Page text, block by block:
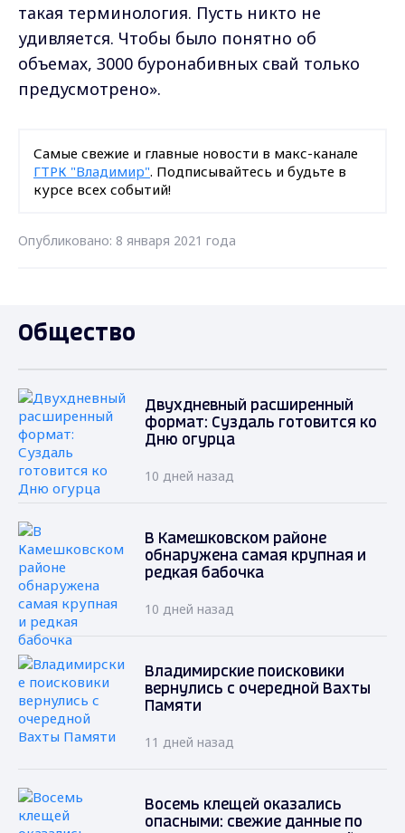
такая терминология. Пусть никто не
удивляется. Чтобы было понятно об
объемах, 3000 буронабивных свай только
предусмотрено».
Самые свежие и главные новости в макс-канале
ГТРК "Владимир". Подписывайтесь и будьте в
курсе всех событий!
Опубликовано: 8 января 2021 года
Общество
Двухдневный расширенный
формат: Суздаль готовится ко
Дню огурца
10 дней назад
В Камешковском районе
обнаружена самая крупная и
редкая бабочка
10 дней назад
Владимирские поисковики
вернулись с очередной Вахты
Памяти
11 дней назад
Восемь клещей оказались
опасными: свежие данные по